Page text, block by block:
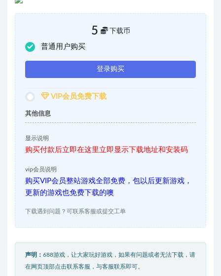
5 下载币
普通用户购买
登录购买
VIP会员免费下载
其他信息
显示说明
购买付款后立即在这里立即显示下载地址和安装码
vip会员说明
购买VIP会员整站游戏全部免费，包以后更新游戏，
更新的游戏也免费下载的噢
下载遇到问题？可联系客服或提交工单
声明： 688游戏，让大家玩好游戏，如果有问题或者无法下载，请
在网页顶部点击联系客服，与客服联系即可。